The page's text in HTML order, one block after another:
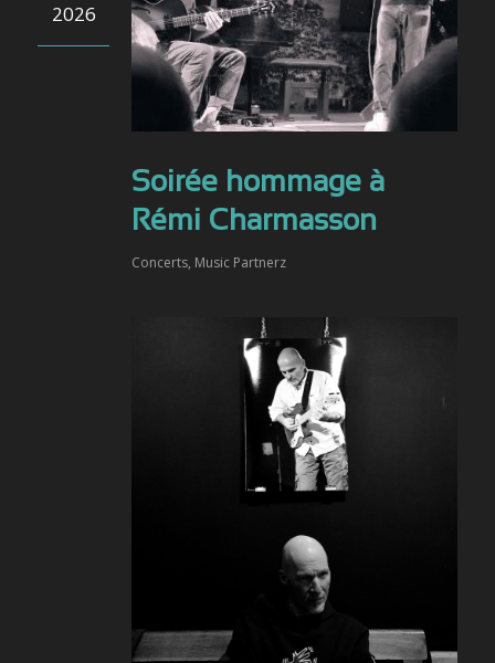
2026
Soirée hommage à
Rémi Charmasson
Concerts, Music Partnerz